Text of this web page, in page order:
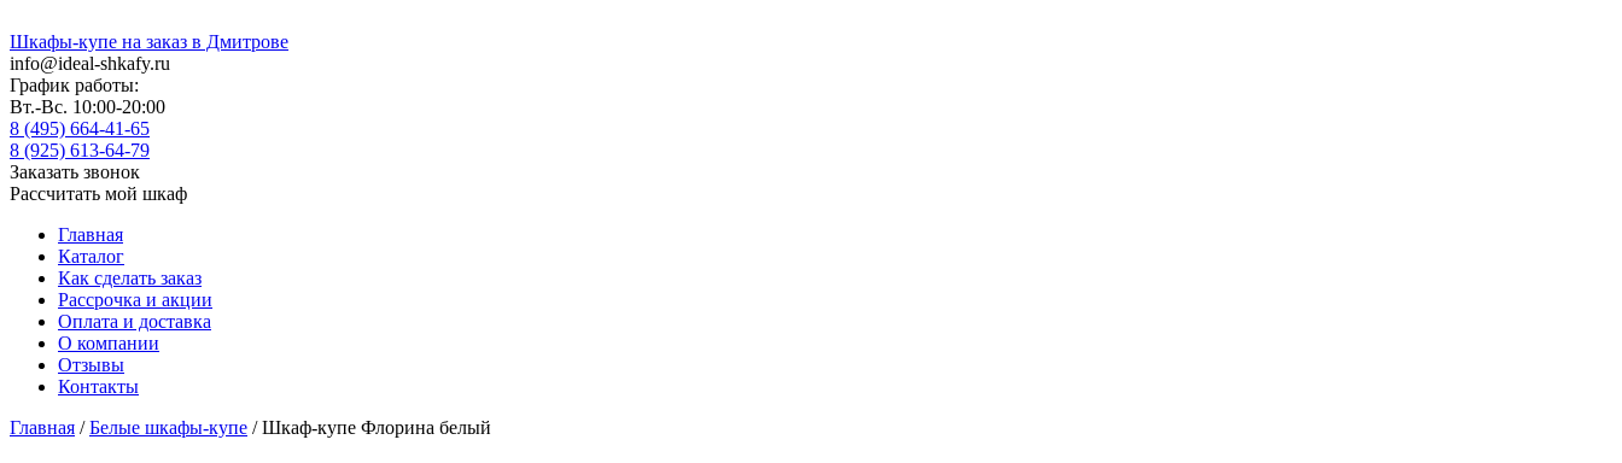
Шкафы-купе на заказ в Дмитрове
info@ideal-shkafy.ru
График работы:
Вт.-Вс. 10:00-20:00
8 (495) 664-41-65
8 (925) 613-64-79
Заказать звонок
Рассчитать мой шкаф
Главная
Каталог
Как сделать заказ
Рассрочка и акции
Оплата и доставка
О компании
Отзывы
Контакты
Главная /Белые шкафы-купе / Шкаф-купе Флорина белый